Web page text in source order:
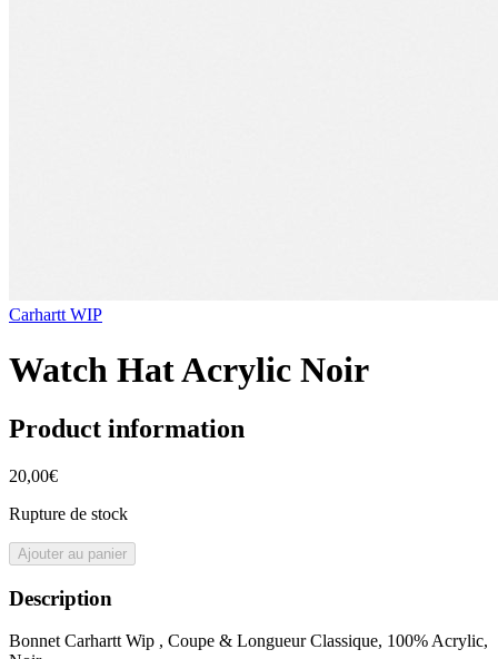
Carhartt WIP
Watch Hat Acrylic Noir
Product information
20,00€
Rupture de stock
Ajouter au panier
Description
Bonnet Carhartt Wip , Coupe & Longueur Classique, 100% Acrylic,